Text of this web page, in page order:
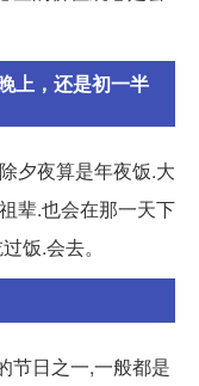
上，还是初一半
夕夜算是年夜饭.大
辈.也会在那一天下
饭.会去。
节日之一,一般都是